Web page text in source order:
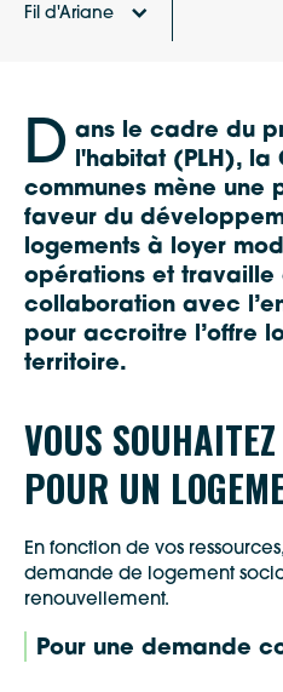
Fil d'Ariane
D ans le cadre du
l'habitat (PLH), la
communes mène une
faveur du
logements à loyer
opérations et travaille
collaboration avec
pour accroitre l’offre
territoire.
VOUS
POUR UN
En fonction de vos
demande de logement
renouvellement.
Pour une demande